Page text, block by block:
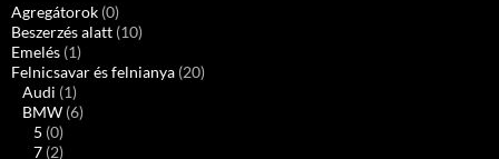
Agregátorok (0)
Beszerzés alatt (10)
Emelés (1)
Felnicsavar és felnianya (20)
Audi (1)
BMW (6)
5 (0)
7 (2)